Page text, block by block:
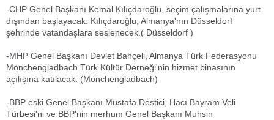
-CHP Genel Başkanı Kemal Kılıçdaroğlu, seçim çalışmalarına yurt
dışından başlayacak. Kılıçdaroğlu, Almanya'nın Düsseldorf
şehrinde vatandaşlara seslenecek.( Düsseldorf )
-MHP Genel Başkanı Devlet Bahçeli, Almanya Türk Federasyonu
Mönchengladbach Türk Kültür Derneği'nin hizmet binasının
açılışına katılacak. (Mönchengladbach)
-BBP eski Genel Başkanı Mustafa Destici, Hacı Bayram Veli
Türbesi'ni ve BBP'nin merhum Genel Başkanı Muhsin